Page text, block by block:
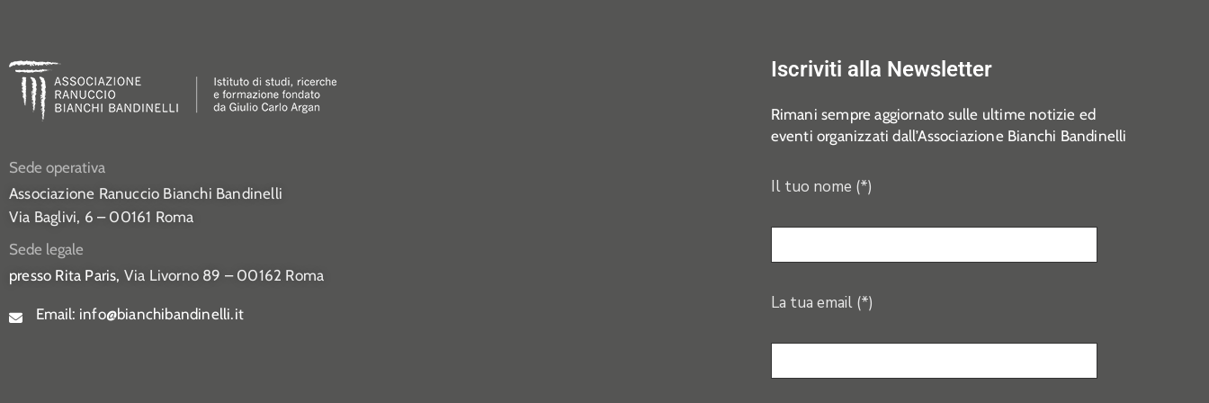
Sede operativa
Associazione Ranuccio Bianchi Bandinelli
Via Baglivi, 6 – 00161 Roma
Sede legale
presso Rita Paris, Via Livorno 89 – 00162 Roma
Email: info@bianchibandinelli.it
Iscriviti alla Newsletter
Rimani sempre aggiornato sulle ultime notizie ed
eventi organizzati dall’Associazione Bianchi Bandinelli
Il tuo nome (*)
La tua email (*)